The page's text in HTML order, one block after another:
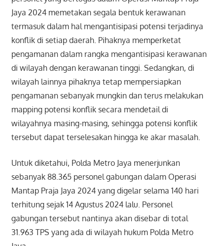
Jaya 2024 memetakan segala bentuk kerawanan
termasuk dalam hal mengantisipasi potensi terjadinya
konflik di setiap daerah. Pihaknya memperketat
pengamanan dalam rangka mengantisipasi kerawanan
di wilayah dengan kerawanan tinggi. Sedangkan, di
wilayah lainnya pihaknya tetap mempersiapkan
pengamanan sebanyak mungkin dan terus melakukan
mapping potensi konflik secara mendetail di
wilayahnya masing-masing, sehingga potensi konflik
tersebut dapat terselesakan hingga ke akar masalah.
Untuk diketahui, Polda Metro Jaya menerjunkan
sebanyak 88.365 personel gabungan dalam Operasi
Mantap Praja Jaya 2024 yang digelar selama 140 hari
terhitung sejak 14 Agustus 2024 lalu. Personel
gabungan tersebut nantinya akan disebar di total
31.963 TPS yang ada di wilayah hukum Polda Metro